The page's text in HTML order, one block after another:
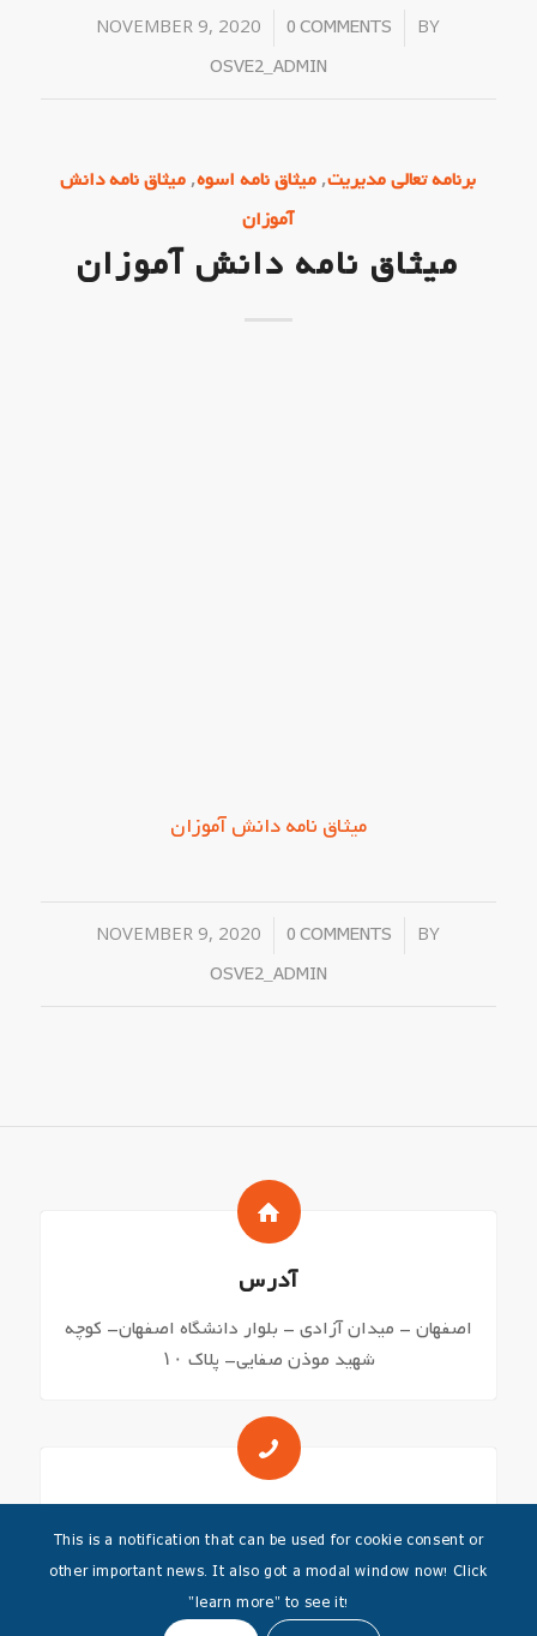
NOVEMBER 9, 2020
/ 0 COMMENTS
/ BY
OSVE2_ADMIN
برنامه تعالی مدیریت, میثاق نامه اسوه, میثاق نامه دانش
آموزان
میثاق نامه دانش آموزان
میثاق نامه دانش آموزان
NOVEMBER 9, 2020
/ 0 COMMENTS
/ BY
OSVE2_ADMIN
آدرس
اصفهان – میدان آزادی – بلوار دانشگاه اصفهان- کوچه
شهید موذن صفایی- پلاک ۱۰
03136271644 – 03136249045
This is a notification that can be used for cookie consent or
other important news. It also got a modal window now! Click
"learn more" to see it!